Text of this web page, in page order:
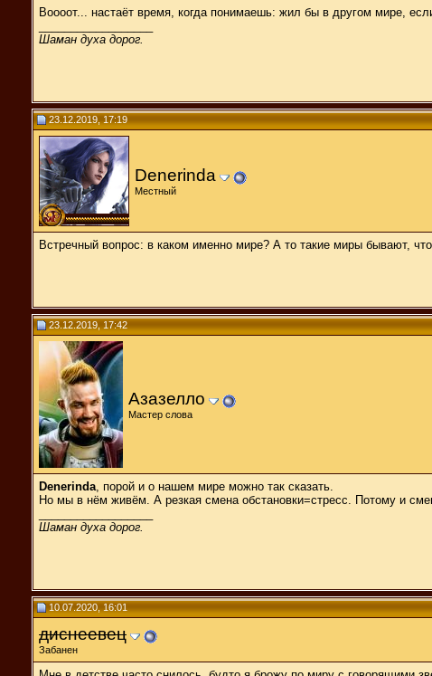
Воооот... настаёт время, когда понимаешь: жил бы в другом мире,
Шаман духа дорог.
23.12.2019, 17:19
Denerinda
Местный
Встречный вопрос: в каком именно мире? А то такие миры бывают,
23.12.2019, 17:42
Азазелло
Мастер слова
Denerinda , порой и о нашем мире можно так сказать.
Но мы в нём живём. А резкая смена обстановки=стресс. Потому и
Шаман духа дорог.
10.07.2020, 16:01
диснеевец
Забанен